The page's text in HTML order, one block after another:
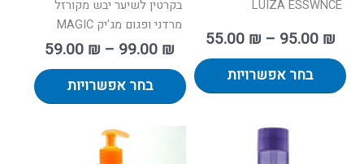
LUIZA ESSWNCE
55.00 ₪ – 95.00 ₪
בחר אפשרויות
בקרטין לשיער יבש מקורזל
מרדני ופגום מג'יק MAGIC
59.00 ₪ – 99.00 ₪
בחר אפשרויות